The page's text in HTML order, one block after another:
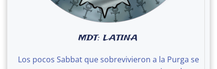
MDT: LATINA
Los pocos Sabbat que sobrevivieron a la Purga se